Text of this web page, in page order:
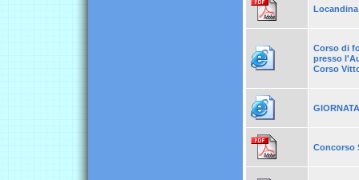
Locandina
Corso di
presso
Corso
Concorso